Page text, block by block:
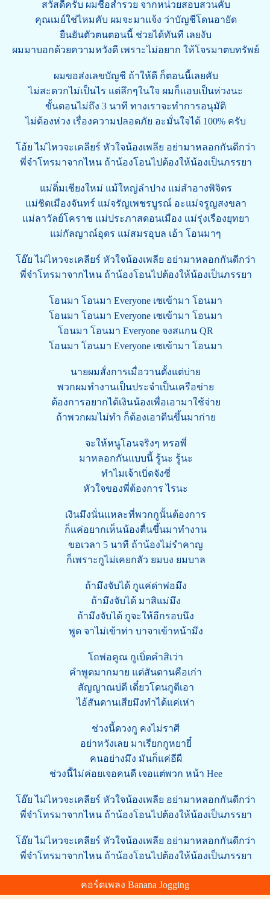
สวัสดีครับ ผมชื่อสำรวย จากหน่วยสอบสวนคับ
คุณเมย์ใช่ไหมคับ ผมจะมาแจ้ง ว่าบัญชีโดนอายัด
ยืนยันตัวตนตอนนี้ ช่วยได้ทันที เลยงับ
ผมมาบอกด้วยความหวังดี เพราะไม่อยาก ให้โจรมาตบทรัพย์
ผมขอส่งเลขบัญชี ถ้าให้ดี ก็ตอนนี้เลยคับ
ไม่สะดวกไม่เป็นไร แต่ลึกๆในใจ ผมก็แอบเป็นห่วงนะ
ขั้นตอนไม่ถึง 3 นาที ทางเราจะทำการอนุมัติ
ไม่ต้องห่วง เรื่องความปลอดภัย อะมั่นใจได้ 100% ครับ
โอ้ย ไม่ไหวจะเคลียร์ หัวใจน้องเพลีย อย่ามาหลอกกันดีกว่า
พี่จ๋าโทรมาจากไหน ถ้าน้องโอนไปต้องให้น้องเป็นภรรยา
แม่ติ๋มเชียงใหม่ แม้ใหญ่ลำปาง แม่สำอางพิจิตร
แม่ชิดเมืองจันทร์ แม่จรัญเพชรบูรณ์ อะแม่จรูญสงขลา
แม่ลาวัลย์โคราช แม่ประภาสดอนเมือง แม่รุ่งเรืองยุทยา
แม่กัลญาณ์อุดร แม่สมรอุบล เอ้า โอนมาๆ
โอ๊ย ไม่ไหวจะเคลียร์ หัวใจน้องเพลีย อย่ามาหลอกกันดีกว่า
พี่จ๋าโทรมาจากไหน ถ้าน้องโอนไปต้องให้น้องเป็นภรรยา
โอนมา โอนมา Everyone เซเข้ามา โอนมา
โอนมา โอนมา Everyone เซเข้ามา โอนมา
โอนมา โอนมา Everyone จงสแกน QR
โอนมา โอนมา Everyone เซเข้ามา โอนมา
นายผมสั่งการเมื่อวานตั้งแต่บ่าย
พวกผมทำงานเป็นประจำเป็นเครือข่าย
ต้องการอยากได้เงินน้องเพื่อเอามาใช้จ่าย
ถ้าพวกผมไม่ทำ ก็ต้องเอาตีนขึ้นมาก่าย
จะให้หนูโอนจริงๆ หรอพี่
มาหลอกกันแบบนี้ รู้นะ รู้นะ
ทำไมเจ้าเบิ่ดจังซี่
หัวใจของพี่ต้องการ ไรนะ
เงินมึงนั่นแหละที่พวกกูนั้นต้องการ
ก็แค่อยากเห็นน้องตื่นขึ้นมาทำงาน
ขอเวลา 5 นาที ถ้าน้องไม่รำคาญ
ก็เพราะกูไม่เคยกลัว ยมบง ยมบาล
ถ้ามึงจับได้ กูแค่ด่าพ่อมึง
ถ้ามึงจับได้ มาสิแม่มึง
ถ้ามึงจับได้ กูจะให้อีกรอบนึง
พูด จาไม่เข้าท่า บาจาเข้าหน้ามึง
โถพ่อคูณ กูเบิ่ดคำสิเว่า
คำพูดมากมาย แต่สันดานคือเก่า
สัญญาณบ่ดี เดี๋ยวโดนกูตีเอา
ไอ้สันดานเสียมึงทำได้แค่เห่า
ช่วงนี้ดวงกู คงไม่ราศี
อย่าหวังเลย มาเรียกกูหยายี๋
คนอย่างมึง มันก็แค่อีผี
ช่วงนี้ไม่ค่อยเจอคนดี เจอแต่พวก หน้า Hee
โอ๊ย ไม่ไหวจะเคลียร์ หัวใจน้องเพลีย อย่ามาหลอกกันดีกว่า
พี่จ๋าโทรมาจากไหน ถ้าน้องโอนไปต้องให้น้องเป็นภรรยา
โอ๊ย ไม่ไหวจะเคลียร์ หัวใจน้องเพลีย อย่ามาหลอกกันดีกว่า
พี่จ๋าโทรมาจากไหน ถ้าน้องโอนไปต้องให้น้องเป็นภรรยา
คอร์ดเพลง Banana Jogging